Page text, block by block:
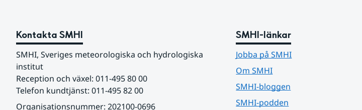
Kontakta SMHI
SMHI, Sveriges meteorologiska och hydrologiska
institut
Reception och växel: 011-495 80 00
Telefon kundtjänst: 011-495 82 00
Organisationsnummer: 202100-0696
SMHI-länkar
Jobba på SMHI
Om SMHI
SMHI-bloggen
SMHI-podden